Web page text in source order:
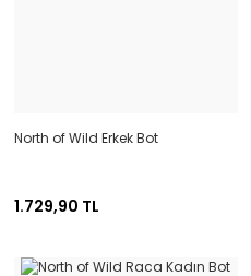
North of Wild Erkek Bot
1.729,90 TL